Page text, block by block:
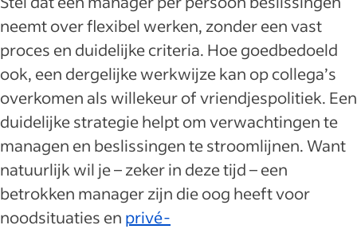
neemt over flexibel werken, zonder een vast
proces en duidelijke criteria. Hoe goedbedoeld
ook, een dergelijke werkwijze kan op collega’s
overkomen als willekeur of vriendjespolitiek. Een
duidelijke strategie helpt om verwachtingen te
managen en beslissingen te stroomlijnen. Want
natuurlijk wil je – zeker in deze tijd – een
betrokken manager zijn die oog heeft voor
noodsituaties en privé-